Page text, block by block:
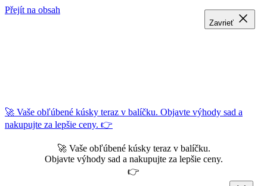
Přejít na obsah
🚀 Vaše obľúbené kúsky teraz v balíčku. Objavte výhody sad a
nakupujte za lepšie ceny. 👉
🚀 Vaše obľúbené kúsky teraz v balíčku.
Objavte výhody sad a nakupujte za lepšie ceny.
👉
Zavrieť
Zavrieť
Zavrieť